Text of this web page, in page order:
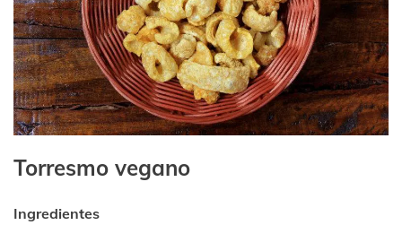
Torresmo vegano
Ingredientes